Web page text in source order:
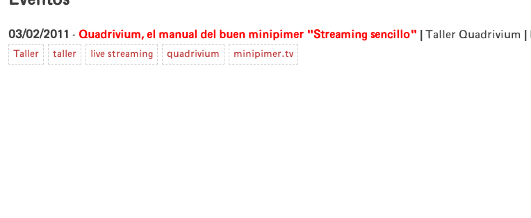
03/02/2011 - Quadrivium, el manual del buen minipimer "Streaming sencillo" Taller Quadrivium
Taller taller live streaming quadrivium minipimer.tv